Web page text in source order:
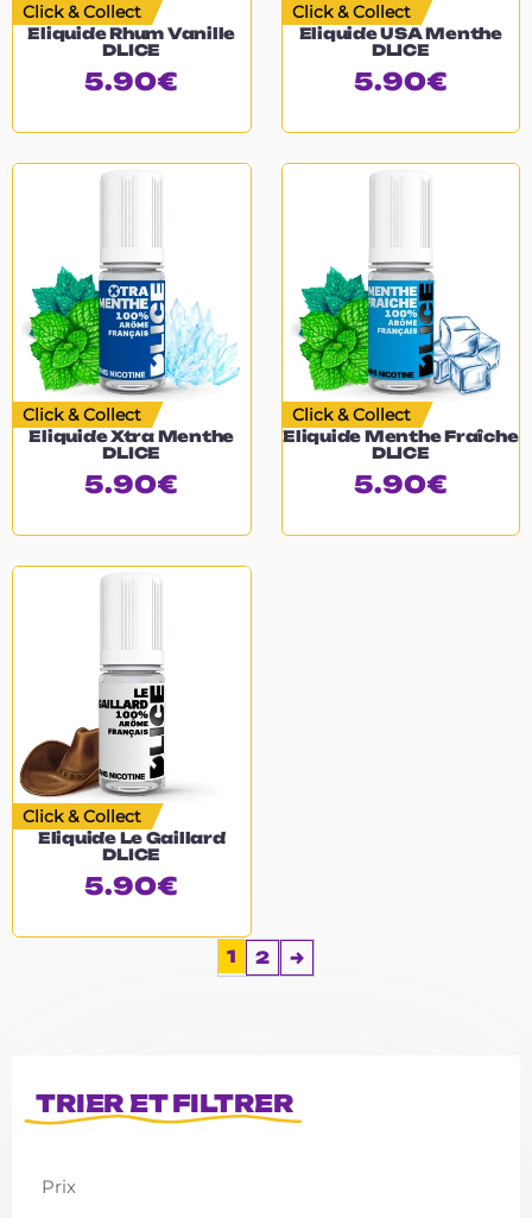
TRIER ET FILTRER
Prix
Click & Collect
Eliquide Rhum Vanille
DLICE
5.90€
Click & Collect
Eliquide USA Menthe
DLICE
5.90€
Click & Collect
Eliquide Xtra Menthe
DLICE
5.90€
Click & Collect
Eliquide Menthe Fraîche
DLICE
5.90€
Click & Collect
Eliquide Le Gaillard
DLICE
5.90€
1 2 →